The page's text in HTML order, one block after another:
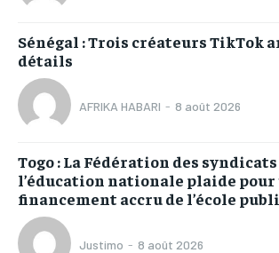
Sénégal : Trois créateurs TikTok
détails
AFRIKA HABARI - 8 août 2026
Togo : La Fédération des syndicats
l’éducation nationale plaide pour
financement accru de l’école
Justimo - 8 août 2026